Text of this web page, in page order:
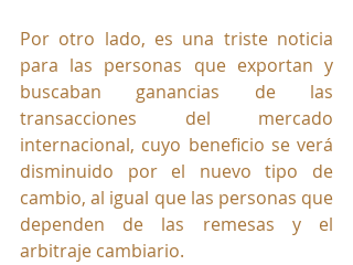
Por otro lado, es una triste noticia
para las personas que exportan y
buscaban ganancias de las
transacciones del mercado
internacional, cuyo beneficio se verá
disminuido por el nuevo tipo de
cambio, al igual que las personas que
dependen de las remesas y el
arbitraje cambiario.